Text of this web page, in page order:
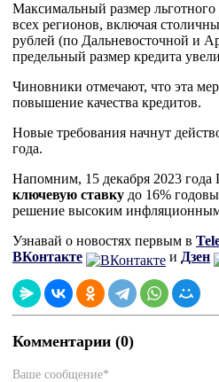
Максимальный размер льготного
всех регионов, включая
рублей (по Дальневосточной и
предельный размер кредита
Чиновники отмечают, что эта
повышение качества кредитов.
Новые требования начнут
года.
Напомним, 15 декабря 2023 года
ключевую ставку до 16%
решение высоким
Узнавай о новостях первым в
ВКонтакте
и Дзен
Комментарии (0)
Ваше сообщение*